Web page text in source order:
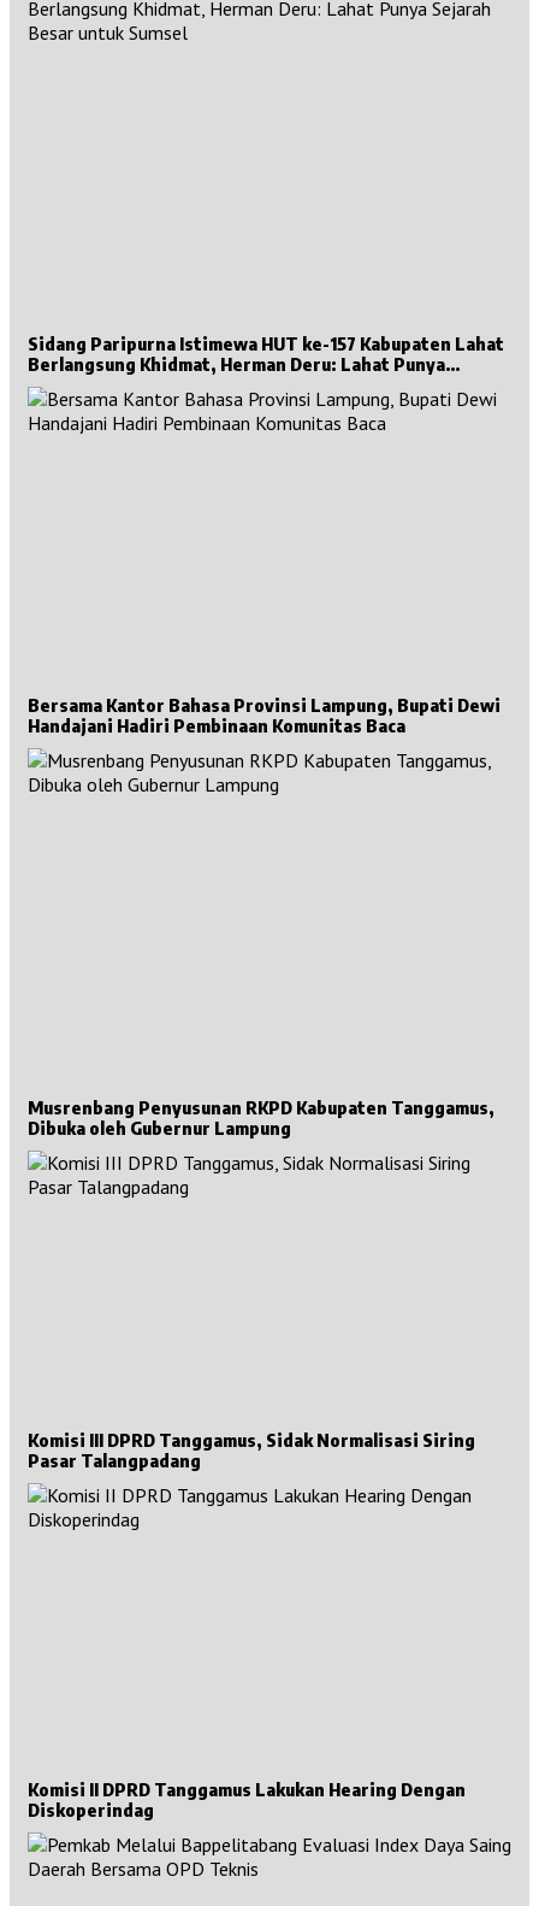
Sidang Paripurna Istimewa HUT ke-157 Kabupaten Lahat
Berlangsung Khidmat, Herman Deru: Lahat Punya
Sejarah Besar untuk Sumsel
Bersama Kantor Bahasa Provinsi Lampung, Bupati Dewi
Handajani Hadiri Pembinaan Komunitas Baca
Musrenbang Penyusunan RKPD Kabupaten Tanggamus,
Dibuka oleh Gubernur Lampung
Komisi III DPRD Tanggamus, Sidak Normalisasi Siring
Pasar Talangpadang
Komisi II DPRD Tanggamus Lakukan Hearing Dengan
Diskoperindag